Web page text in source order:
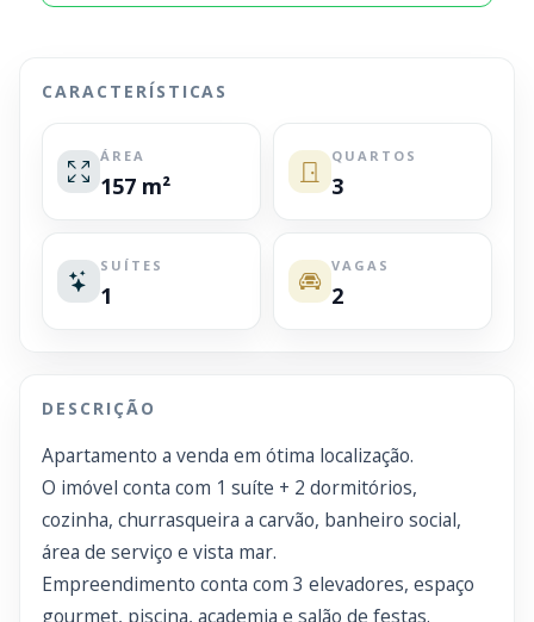
CARACTERÍSTICAS
ÁREA
157 m²
QUARTOS
3
SUÍTES
1
VAGAS
2
DESCRIÇÃO
Apartamento a venda em ótima localização.
O imóvel conta com 1 suíte + 2 dormitórios,
cozinha, churrasqueira a carvão, banheiro social,
área de serviço e vista mar.
Empreendimento conta com 3 elevadores, espaço
gourmet, piscina, academia e salão de festas.